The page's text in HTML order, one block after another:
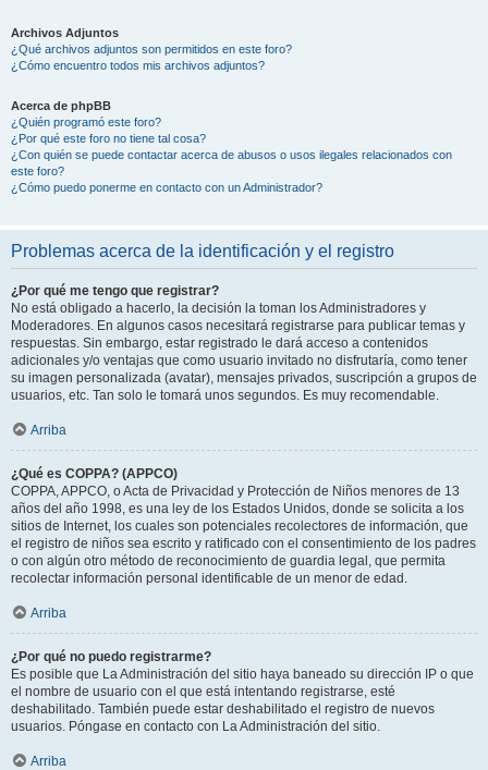
Archivos Adjuntos
¿Qué archivos adjuntos son permitidos en este foro?
¿Cómo encuentro todos mis archivos adjuntos?
Acerca de phpBB
¿Quién programó este foro?
¿Por qué este foro no tiene tal cosa?
¿Con quién se puede contactar acerca de abusos o usos ilegales relacionados con
este foro?
¿Cómo puedo ponerme en contacto con un Administrador?
Problemas acerca de la identificación y el registro
¿Por qué me tengo que registrar?
No está obligado a hacerlo, la decisión la toman los Administradores y
Moderadores. En algunos casos necesitará registrarse para publicar temas y
respuestas. Sin embargo, estar registrado le dará acceso a contenidos
adicionales y/o ventajas que como usuario invitado no disfrutaría, como tener
su imagen personalizada (avatar), mensajes privados, suscripción a grupos de
usuarios, etc. Tan solo le tomará unos segundos. Es muy recomendable.
Arriba
¿Qué es COPPA? (APPCO)
COPPA, APPCO, o Acta de Privacidad y Protección de Niños menores de 13
años del año 1998, es una ley de los Estados Unidos, donde se solicita a los
sitios de Internet, los cuales son potenciales recolectores de información, que
el registro de niños sea escrito y ratificado con el consentimiento de los padres
o con algún otro método de reconocimiento de guardia legal, que permita
recolectar información personal identificable de un menor de edad.
Arriba
¿Por qué no puedo registrarme?
Es posible que La Administración del sitio haya baneado su dirección IP o que
el nombre de usuario con el que está intentando registrarse, esté
deshabilitado. También puede estar deshabilitado el registro de nuevos
usuarios. Póngase en contacto con La Administración del sitio.
Arriba